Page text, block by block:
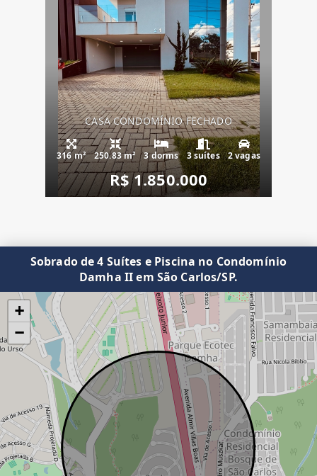
CASA CONDOMÍNIO FECHADO
316 m² 250.83 m² 3 dorms 3 suítes 2 vagas
R$ 1.850.000
Sobrado de 4 Suítes e Piscina no Condomínio
Damha II em São Carlos/SP.
+
−